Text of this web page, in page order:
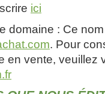
ici
domaine : Ce
. Pour
en vente, veuillez